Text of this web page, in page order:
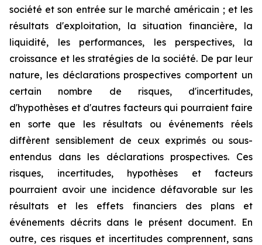
société et son entrée sur le marché américain ; et les
résultats d'exploitation, la situation financière, la
liquidité, les performances, les perspectives, la
croissance et les stratégies de la société. De par leur
nature, les déclarations prospectives comportent un
certain nombre de risques, d'incertitudes,
d'hypothèses et d'autres facteurs qui pourraient faire
en sorte que les résultats ou événements réels
diffèrent sensiblement de ceux exprimés ou sous-
entendus dans les déclarations prospectives. Ces
risques, incertitudes, hypothèses et facteurs
pourraient avoir une incidence défavorable sur les
résultats et les effets financiers des plans et
événements décrits dans le présent document. En
outre, ces risques et incertitudes comprennent, sans